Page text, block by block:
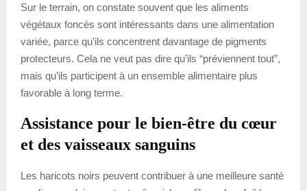
Sur le terrain, on constate souvent que les aliments
végétaux foncés sont intéressants dans une alimentation
variée, parce qu’ils concentrent davantage de pigments
protecteurs. Cela ne veut pas dire qu’ils “préviennent tout”,
mais qu’ils participent à un ensemble alimentaire plus
favorable à long terme.
Assistance pour le bien-être du cœur
et des vaisseaux sanguins
Les haricots noirs peuvent contribuer à une meilleure santé